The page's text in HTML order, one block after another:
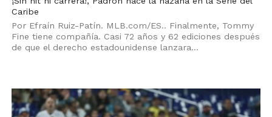
Caribe
Por Efraín Ruiz-Patín. MLB.com/ES.. Finalmente, Tommy
Fine tiene compañía. Casi 72 años y 62 ediciones después
de que el derecho estadounidense lanzara...